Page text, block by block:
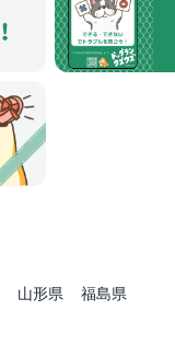
山形県
福島県